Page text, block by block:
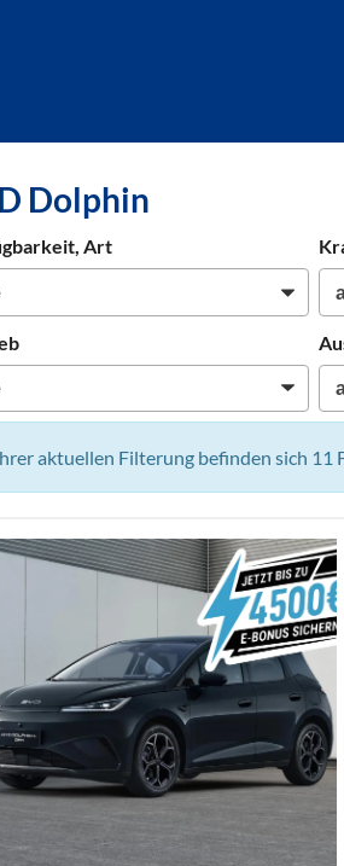
Dolphin
Art
aktuellen Filterung befinden sich 11